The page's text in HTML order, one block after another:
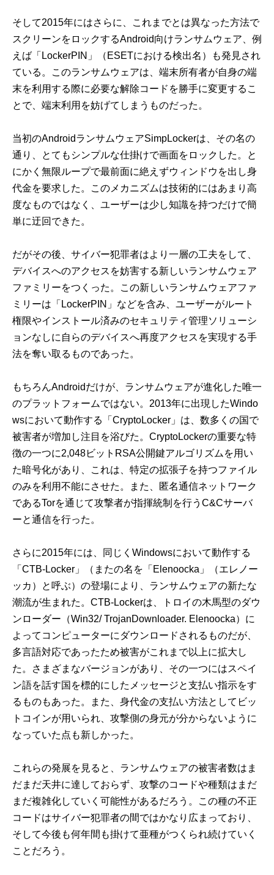
そして2015年にはさらに、これまでとは異なった方法で
スクリーンをロックするAndroid向けランサムウェア、例
えば「LockerPIN」（ESETにおける検出名）も発見され
ている。このランサムウェアは、端末所有者が自身の端
末を利用する際に必要な解除コードを勝手に変更するこ
とで、端末利用を妨げてしまうものだった。
当初のAndroidランサムウェアSimpLockerは、その名の
通り、とてもシンプルな仕掛けで画面をロックした。と
にかく無限ループで最前面に絶えずウィンドウを出し身
代金を要求した。このメカニズムは技術的にはあまり高
度なものではなく、ユーザーは少し知識を持つだけで簡
単に迂回できた。
だがその後、サイバー犯罪者はより一層の工夫をして、
デバイスへのアクセスを妨害する新しいランサムウェア
ファミリーをつくった。この新しいランサムウェアファ
ミリーは「LockerPIN」などを含み、ユーザーがルート
権限やインストール済みのセキュリティ管理ソリューシ
ョンなしに自らのデバイスへ再度アクセスを実現する手
法を奪い取るものであった。
もちろんAndroidだけが、ランサムウェアが進化した唯一
のプラットフォームではない。2013年に出現したWindo
wsにおいて動作する「CryptoLocker」は、数多くの国で
被害者が増加し注目を浴びた。CryptoLockerの重要な特
徴の一つに2,048ビットRSA公開鍵アルゴリズムを用い
た暗号化があり、これは、特定の拡張子を持つファイル
のみを利用不能にさせた。また、匿名通信ネットワーク
であるTorを通じて攻撃者が指揮統制を行うC&Cサーバ
ーと通信を行った。
さらに2015年には、同じくWindowsにおいて動作する
「CTB-Locker」（またの名を「Elenoocka」（エレノー
ッカ）と呼ぶ）の登場により、ランサムウェアの新たな
潮流が生まれた。CTB-Lockerは、トロイの木馬型のダウ
ンローダー（Win32/ TrojanDownloader. Elenoocka）に
よってコンピューターにダウンロードされるものだが、
多言語対応であったため被害がこれまで以上に拡大し
た。さまざまなバージョンがあり、その一つにはスペイ
ン語を話す国を標的にしたメッセージと支払い指示をす
るものもあった。また、身代金の支払い方法としてビッ
トコインが用いられ、攻撃側の身元が分からないように
なっていた点も新しかった。
これらの発展を見ると、ランサムウェアの被害者数はま
だまだ天井に達しておらず、攻撃のコードや種類はまだ
まだ複雑化していく可能性があるだろう。この種の不正
コードはサイバー犯罪者の間ではかなり広まっており、
そして今後も何年間も掛けて亜種がつくられ続けていく
ことだろう。